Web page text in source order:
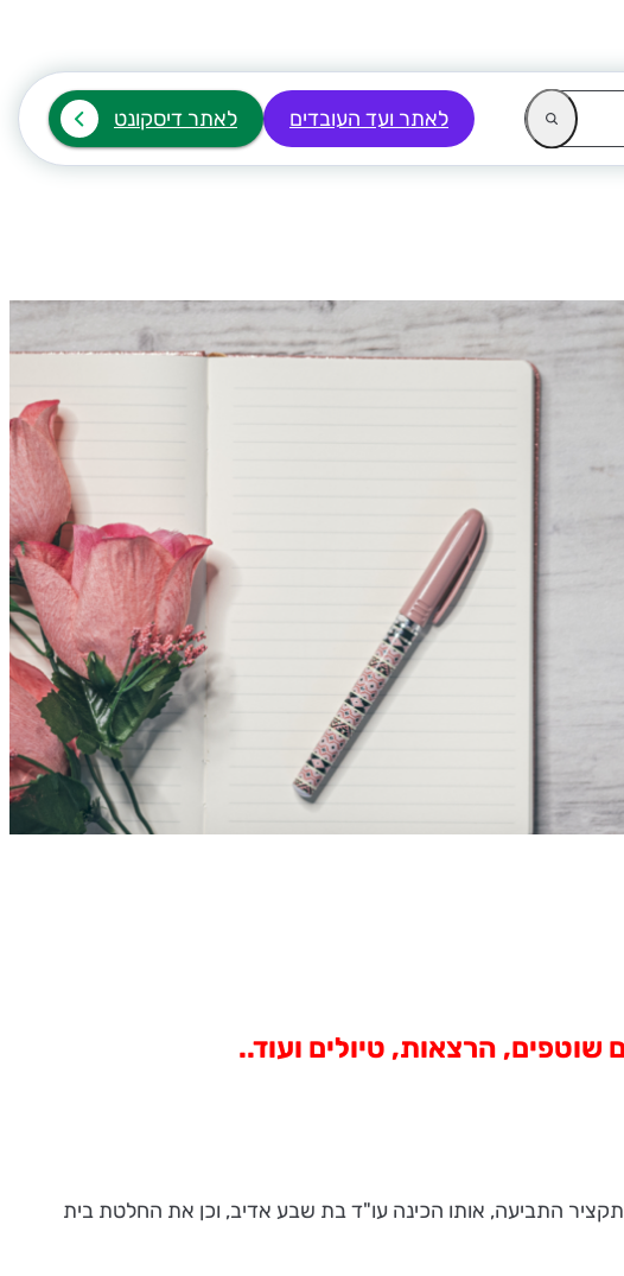
לאתר ועד העובדים לאתר דיסקונט
שוטפים, הרצאות, טיולים ועוד..
התביעה, אותו הכינה עו"ד בת שבע אדיב, וכן את החלטת בית